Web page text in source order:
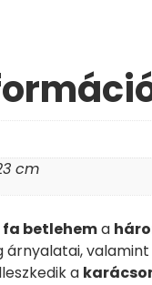
cm
fa betlehema
árnyalatai,
a